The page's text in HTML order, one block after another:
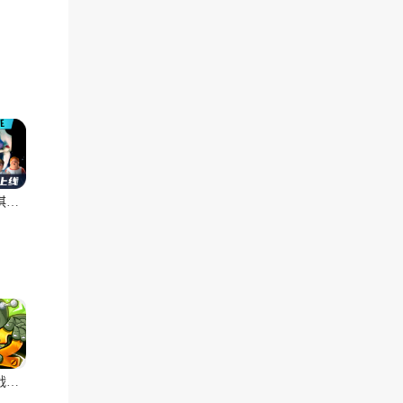
恐怖冰淇淋联机版
植物大战僵尸2(辅助菜单)